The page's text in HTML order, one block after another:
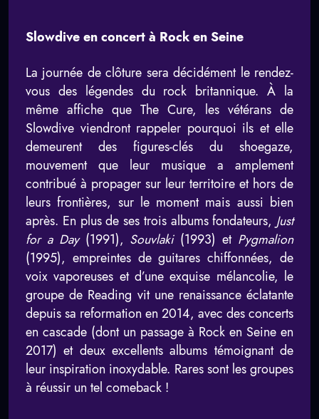
Slowdive en concert à Rock en Seine
La journée de clôture sera décidément le rendez-
vous des légendes du rock britannique. À la
même affiche que The Cure, les vétérans de
Slowdive viendront rappeler pourquoi ils et elle
demeurent des figures-clés du shoegaze,
mouvement que leur musique a amplement
contribué à propager sur leur territoire et hors de
leurs frontières, sur le moment mais aussi bien
après. En plus de ses trois albums fondateurs, Just
for a Day(1991), Souvlaki(1993) et Pygmalion
(1995), empreintes de guitares chiffonnées, de
voix vaporeuses et d’une exquise mélancolie, le
groupe de Reading vit une renaissance éclatante
depuis sa reformation en 2014, avec des concerts
en cascade (dont un passage à Rock en Seine en
2017) et deux excellents albums témoignant de
leur inspiration inoxydable. Rares sont les groupes
à réussir un tel comeback !